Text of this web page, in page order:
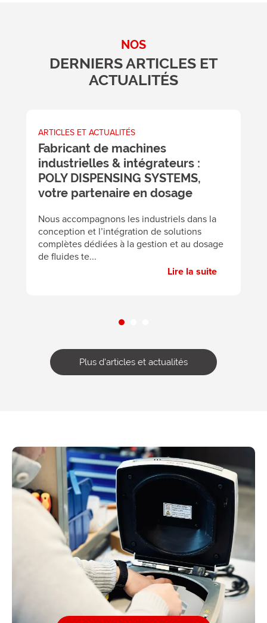
NOS
DERNIERS ARTICLES ET
ACTUALITÉS
ARTICLES ET ACTUALITÉS
Fabricant de machines
industrielles & intégrateurs :
POLY DISPENSING SYSTEMS,
votre partenaire en dosage
Nous accompagnons les industriels dans la
conception et l’intégration de solutions
complètes dédiées à la gestion et au dosage
de fluides te...
Lire la suite
Plus d'articles et actualités